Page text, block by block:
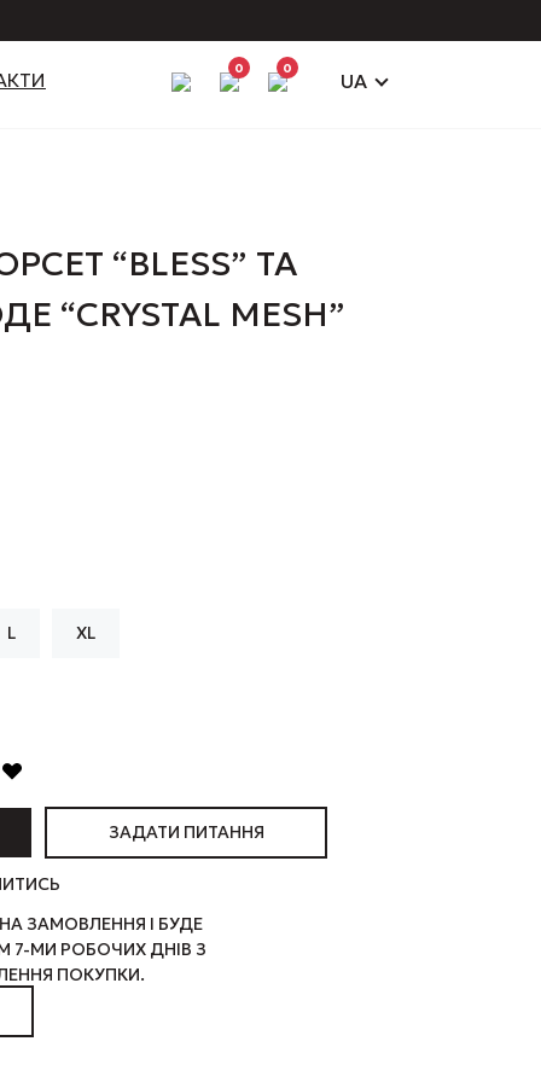
0 0
UA
“BLESS” ТА
“CRYSTAL MESH”
L XL
ЗАДАТИ ПИТАННЯ
ЗАМОВЛЕННЯ І БУДЕ
7-МИ РОБОЧИХ ДНІВ З
ПОКУПКИ.